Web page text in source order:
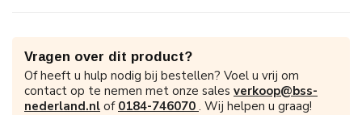
Vragen over dit product?
Of heeft u hulp nodig bij bestellen? Voel u vrij om
contact op te nemen met onze sales verkoop@bss-
nederland.nl of 0184-746070 . Wij helpen u graag!